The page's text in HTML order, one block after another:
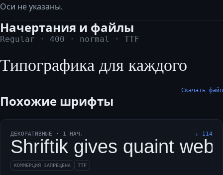
Оси не указаны.
Начертания и файлы
Regular · 400 · normal · TTF
Типографика для каждого
Скачать файл
Похожие шрифты
ДЕКОРАТИВНЫЕ · 1 НАЧ. ↓ 114
Shriftik gives quaint web
КОММЕРЦИЯ ЗАПРЕЩЕНА TTF